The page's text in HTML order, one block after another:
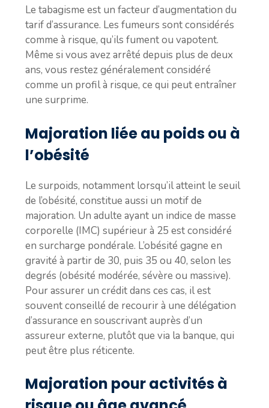
Le tabagisme est un facteur d’augmentation du
tarif d’assurance. Les fumeurs sont considérés
comme à risque, qu’ils fument ou vapotent.
Même si vous avez arrêté depuis plus de deux
ans, vous restez généralement considéré
comme un profil à risque, ce qui peut entraîner
une surprime.
Majoration liée au poids ou à
l’obésité
Le surpoids, notamment lorsqu’il atteint le seuil
de l’obésité, constitue aussi un motif de
majoration. Un adulte ayant un indice de masse
corporelle (IMC) supérieur à 25 est considéré
en surcharge pondérale. L’obésité gagne en
gravité à partir de 30, puis 35 ou 40, selon les
degrés (obésité modérée, sévère ou massive).
Pour assurer un crédit dans ces cas, il est
souvent conseillé de recourir à une délégation
d’assurance en souscrivant auprès d’un
assureur externe, plutôt que via la banque, qui
peut être plus réticente.
Majoration pour activités à